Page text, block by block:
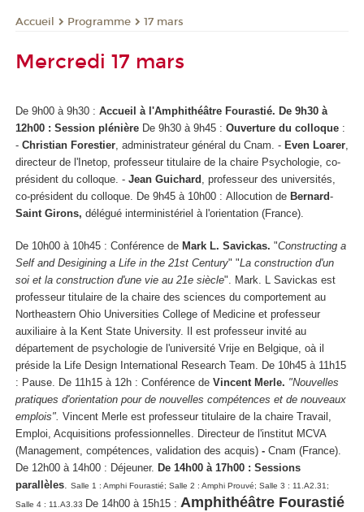
Accueil Programme 17 mars
Mercredi 17 mars
De 9h00 à 9h30 : Accueil à l'Amphithéâtre Fourastié. De 9h30 à
12h00 : Session plénière De 9h30 à 9h45 : Ouverture du colloque :
- Christian Forestier , administrateur général du Cnam. - Even Loarer
directeur de l'Inetop, professeur titulaire de la chaire Psychologie, co-
président du colloque. - Jean Guichard professeur des universités,
co-président du colloque. De 9h45 à 10h00 : Allocution de Bernard-
Saint Girons, délégué interministériel à l'orientation (France).
De 10h00 à 10h45 : Conférence de Mark L. Savickas. "Constructing a
Self and Desigining a Life in the 21st Century" "La construction d'un
soi et la construction d'une vie au 21e siècle". Mark. L Savickas est
professeur titulaire de la chaire des sciences du comportement au
Northeastern Ohio Universities College of Medicine et professeur
auxiliaire à la Kent State University. Il est professeur invité au
département de psychologie de l'université Vrije en Belgique, oà il
préside la Life Design International Research Team. De 10h45 à 11h15
: Pause. De 11h15 à 12h : Conférence de Vincent Merle. "Nouvelles
pratiques d'orientation pour de nouvelles compétences et de nouveaux
emplois". Vincent Merle est professeur titulaire de la chaire Travail,
Emploi, Acquisitions professionnelles. Directeur de l'institut MCVA
(Management, compétences, validation des acquis) - Cnam (France).
De 12h00 à 14h00 : Déjeuner. De 14h00 à 17h00 : Sessions
parallèles. Salle 1 : Amphi Fourastié; Salle 2 : Amphi Prouvé; Salle 3 : 11.A2.31;
Salle 4 : 11.A3.33 De 14h00 à 15h15 : Amphithéâtre Fourastié